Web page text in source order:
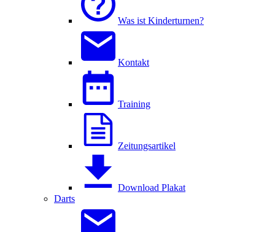
Was ist Kinderturnen?
Kontakt
Training
Zeitungsartikel
Download Plakat
Darts